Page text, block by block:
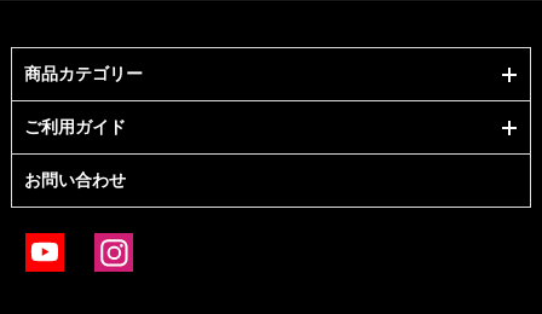
商品カテゴリー
ご利用ガイド
お問い合わせ